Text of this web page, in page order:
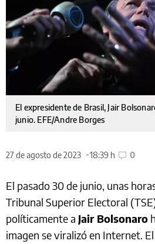
El expresidente de Brasil, Jair
junio. EFE/Andre Borges
27 de agosto de 2023 18:39 h 0
El pasado 30 de junio, unas
Tribunal Superior Electoral
políticamente a Jair Bolsonaro
imagen se viralizó en Internet.